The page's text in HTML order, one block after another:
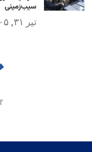
سیب‌زمینی
ارزشتیر ۳۱, ۱۴۰۵